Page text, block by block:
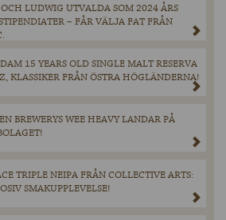
LUDWIG UTVALDA SOM 2024 ÅRS
– FÅR VÄLJA FAT FRÅN
15 YEARS OLD SINGLE MALT RESERVA
KLASSIKER FRÅN ÖSTRA HÖGLÄNDERNA!
BREWERYS WEE HEAVY LANDAR PÅ
TRIPLE NEIPA FRÅN COLLECTIVE ARTS:
SMAKUPPLEVELSE!